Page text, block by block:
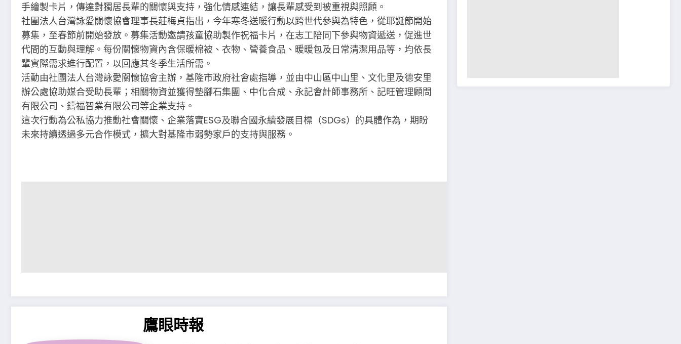
手繪製卡片，傳達對獨居長輩的關懷與支持，強化情感連結，讓長輩感受到被重視與照顧。
社團法人台灣詠愛關懷協會理事長莊梅貞指出，今年寒冬送暖行動以跨世代參與為特色，從耶誕節開始
募集，至春節前開始發放。募集活動邀請孩童協助製作祝福卡片，在志工陪同下參與物資遞送，促進世
代間的互動與理解。每份關懷物資內含保暖棉被、衣物、營養食品、暖暖包及日常清潔用品等，均依長
輩實際需求進行配置，以回應其冬季生活所需。
活動由社團法人台灣詠愛關懷協會主辦，基隆市政府社會處指導，並由中山區中山里、文化里及德安里
辦公處協助媒合受助長輩；相關物資並獲得墊腳石集團、中化合成、永記會計師事務所、記旺管理顧問
有限公司、鑄福智業有限公司等企業支持。
這次行動為公私協力推動社會關懷、企業落實ESG及聯合國永續發展目標（SDGs）的具體作為，期盼
未來持續透過多元合作模式，擴大對基隆市弱勢家戶的支持與服務。
鷹眼時報